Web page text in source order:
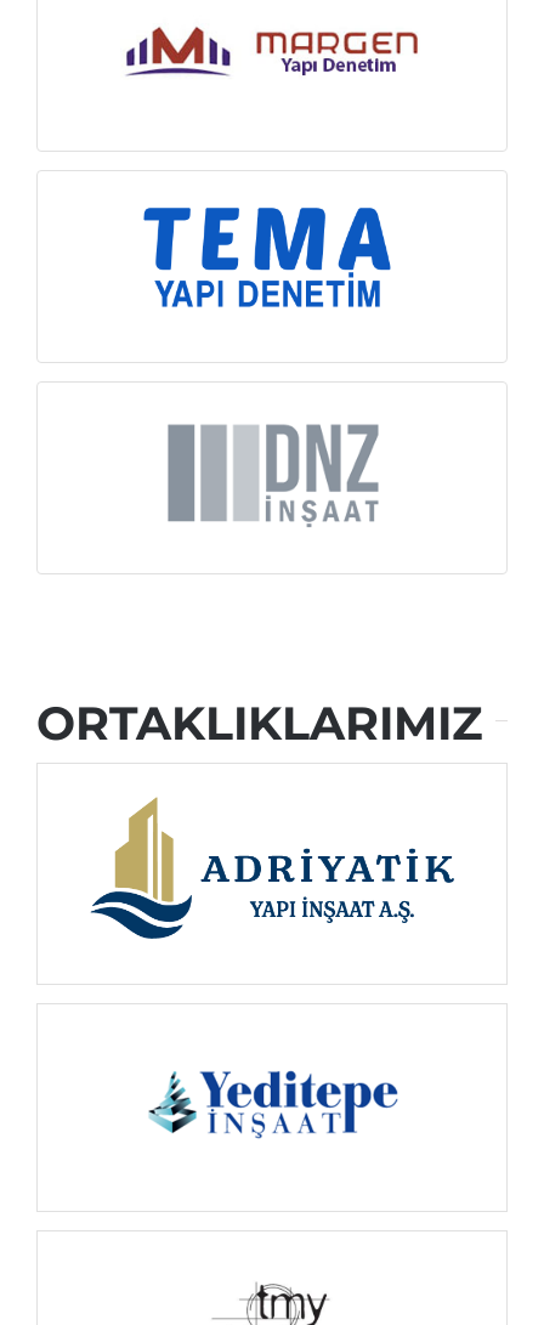
İNCELE
İNCELE
İNCELE
ORTAKLIKLARIMIZ
İNCELE
İNCELE